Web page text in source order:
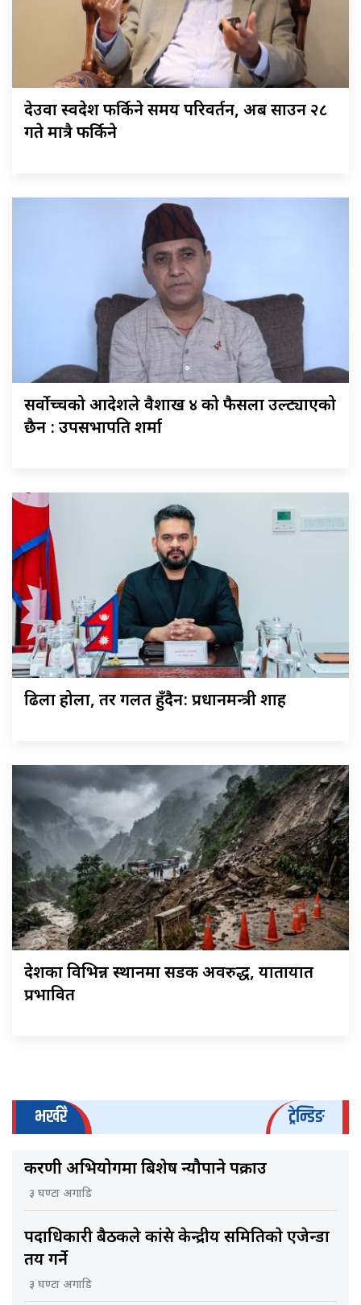
देउवा स्वदेश फर्किने समय परिवर्तन, अब साउन २८
गते मात्रै फर्किने
सर्वोच्चको आदेशले वैशाख ४ को फैसला उल्ट्याएको
छैन : उपसभापति शर्मा
ढिला होला, तर गलत हुँदैन: प्रधानमन्त्री शाह
देशका विभिन्न स्थानमा सडक अवरुद्ध, यातायात
प्रभावित
भर्खरै ट्रेन्डिङ
करणी अभियोगमा बिशेष न्यौपाने पक्राउ
३ घण्टा अगाडि
पदाधिकारी बैठकले कांग्रेस केन्द्रीय समितिकाे एजेन्डा
तय गर्ने
३ घण्टा अगाडि